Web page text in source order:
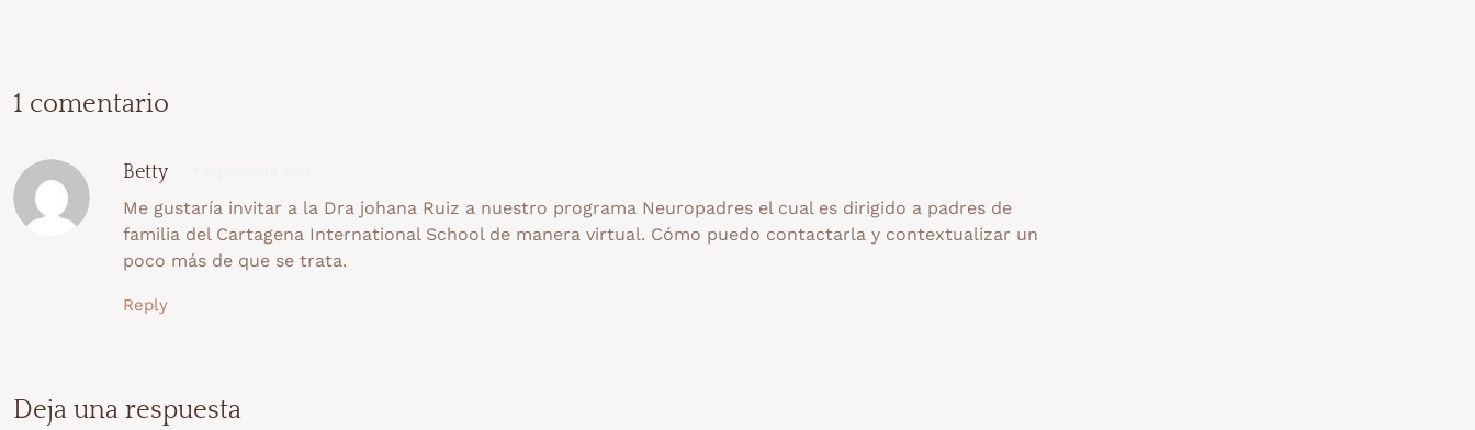
1 comentario
Betty
Me gustaría invitar a la Dra johana Ruiz a nuestro programa Neuropadres el cual es dirigido a padres de
familia del Cartagena International School de manera virtual. Cómo puedo contactarla y contextualizar un
poco más de que se trata.
Reply
Deja una respuesta